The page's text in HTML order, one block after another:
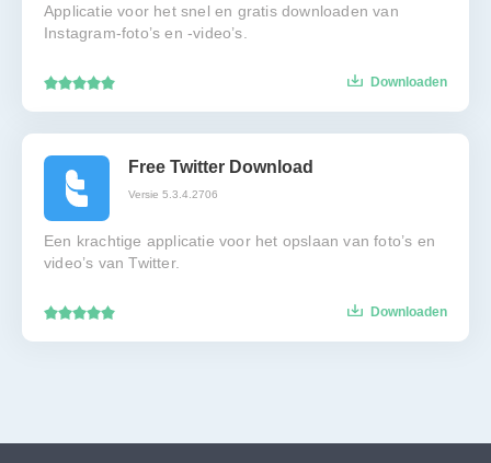
Applicatie voor het snel en gratis downloaden van
Instagram-foto’s en -video’s.
Downloaden
Free Twitter Download
Versie 5.3.4.2706
Een krachtige applicatie voor het opslaan van foto’s en
video’s van Twitter.
Downloaden